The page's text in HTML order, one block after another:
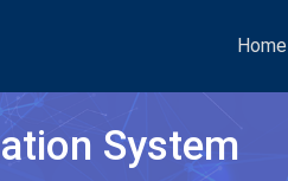
Home
System